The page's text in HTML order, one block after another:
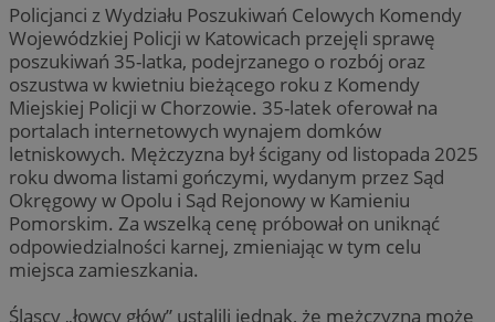
Policjanci z Wydziału Poszukiwań Celowych Komendy
Wojewódzkiej Policji w Katowicach przejęli sprawę
poszukiwań 35-latka, podejrzanego o rozbój oraz
oszustwa w kwietniu bieżącego roku z Komendy
Miejskiej Policji w Chorzowie. 35-latek oferował na
portalach internetowych wynajem domków
letniskowych. Mężczyzna był ścigany od listopada 2025
roku dwoma listami gończymi, wydanym przez Sąd
Okręgowy w Opolu i Sąd Rejonowy w Kamieniu
Pomorskim. Za wszelką cenę próbował on uniknąć
odpowiedzialności karnej, zmieniając w tym celu
miejsca zamieszkania.
Śląscy „łowcy głów” ustalili jednak, że mężczyzna może